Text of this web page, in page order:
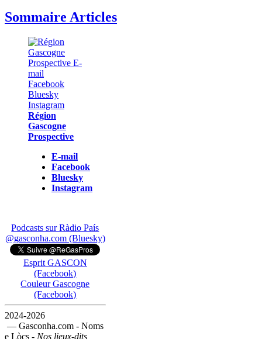
Sommaire Articles
Région
Gascogne
Prospective
E-mail
Facebook
Bluesky
Instagram
Podcasts sur Ràdio País
@gasconha.com (Bluesky)
Esprit GASCON
(Facebook)
Couleur Gascogne
(Facebook)
2024-2026
— Gasconha.com - Noms
e Lòcs - Nos lieux-dits